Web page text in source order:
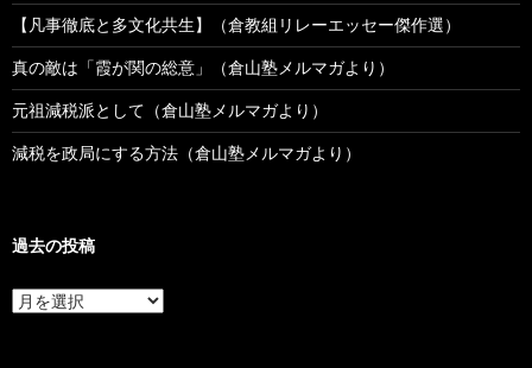
【凡事徹底と多文化共生】（倉教組リレーエッセー傑作選）
真の敵は「霞が関の総意」（倉山塾メルマガより）
元祖減税派として（倉山塾メルマガより）
減税を政局にする方法（倉山塾メルマガより）
過去の投稿
過
去